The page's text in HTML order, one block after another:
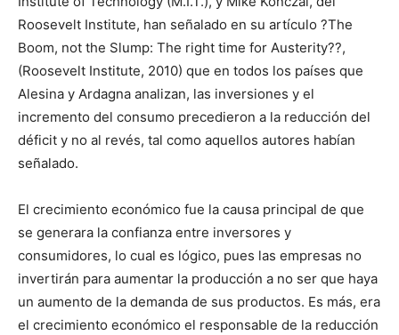
Roosevelt Institute, han señalado en su artículo ?The
Boom, not the Slump: The right time for Austerity??,
(Roosevelt Institute, 2010) que en todos los países que
Alesina y Ardagna analizan, las inversiones y el
incremento del consumo precedieron a la reducción del
déficit y no al revés, tal como aquellos autores habían
señalado.
El crecimiento económico fue la causa principal de que
se generara la confianza entre inversores y
consumidores, lo cual es lógico, pues las empresas no
invertirán para aumentar la producción a no ser que haya
un aumento de la demanda de sus productos. Es más, era
el crecimiento económico el responsable de la reducción